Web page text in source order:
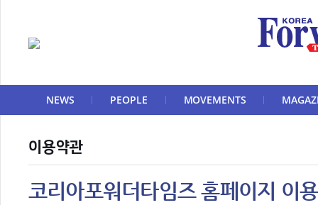
NEWS PEOPLE MOVEMENTS
이용약관
코리아포워더타임즈 홈페이지 이